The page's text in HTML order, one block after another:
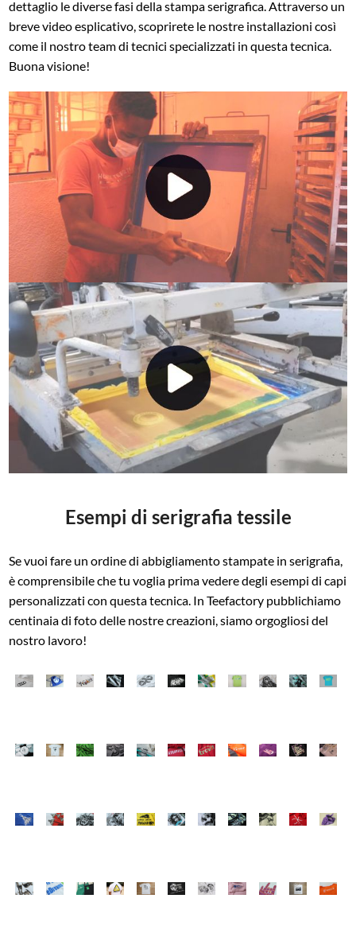
dettaglio le diverse fasi della stampa serigrafica. Attraverso un
breve video esplicativo, scoprirete le nostre installazioni così
come il nostro team di tecnici specializzati in questa tecnica.
Buona visione!
Esempi di serigrafia tessile
Se vuoi fare un ordine di abbigliamento stampate in serigrafia,
è comprensibile che tu voglia prima vedere degli esempi di capi
personalizzati con questa tecnica. In Teefactory pubblichiamo
centinaia di foto delle nostre creazioni, siamo orgogliosi del
nostro lavoro!